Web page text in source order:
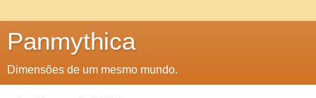
Panmythica
Dimensões de um mesmo mundo.